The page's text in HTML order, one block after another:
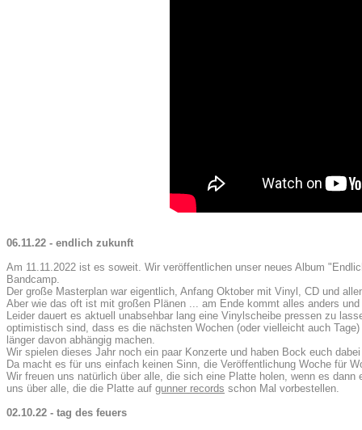
06.11.22 - endlich zukunft
Am 11.11.2022 ist es soweit. Wir veröffentlichen unser neues Album
Bandcamp.
Der große Masterplan war eigentlich, Anfang Oktober mit Vinyl, CD und
Aber wie das oft ist mit großen Plänen ... am Ende kommt alles anders
Leider dauert es aktuell unabsehbar lang eine Vinylscheibe pressen zu
optimistisch sind, dass es die nächsten Wochen (oder vielleicht auch
länger davon abhängig machen.
Wir spielen dieses Jahr noch ein paar Konzerte und haben Bock euch
Da macht es für uns einfach keinen Sinn, die Veröffentlichung Woche für
Wir freuen uns natürlich über alle, die sich eine Platte holen, wenn es
uns über alle, die die Platte auf gunner records schon Mal vorbestellen.
02.10.22 - tag des feuers